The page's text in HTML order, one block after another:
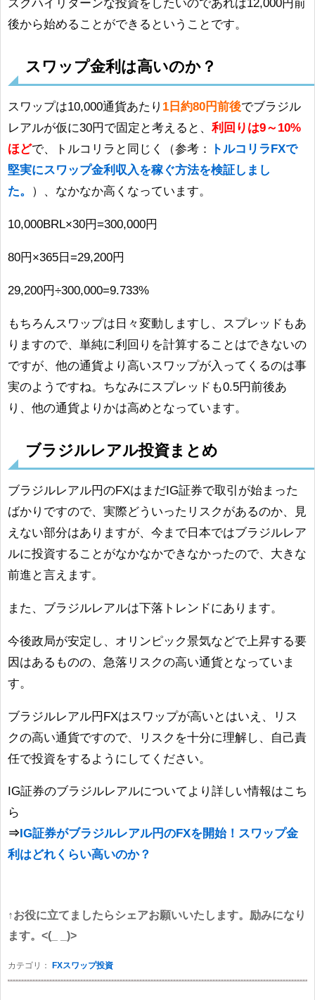
スクハイリターンな投資をしたいのであれば12,000円前
後から始めることができるということです。
スワップ金利は高いのか？
スワップは10,000通貨あたり 1日約80円前後でブラジル
レアルが仮に30円で固定と考えると、 利回りは9～10%
ほどで、トルコリラと同じく（参考：
トルコリラFXで
堅実にスワップ金利収入を稼ぐ方法を検証しまし
た。
）、なかなか高くなっています。
10,000BRL×30円=300,000円
80円×365日=29,200円
29,200円÷300,000=9.733%
もちろんスワップは日々変動しますし、スプレッドもあ
りますので、単純に利回りを計算することはできないの
ですが、他の通貨より高いスワップが入ってくるのは事
実のようですね。ちなみにスプレッドも0.5円前後あ
り、他の通貨よりかは高めとなっています。
ブラジルレアル投資まとめ
ブラジルレアル円のFXはまだIG証券で取引が始まった
ばかりですので、実際どういったリスクがあるのか、見
えない部分はありますが、今まで日本ではブラジルレア
ルに投資することがなかなかできなかったので、大きな
前進と言えます。
また、ブラジルレアルは下落トレンドにあります。
今後政局が安定し、オリンピック景気などで上昇する要
因はあるものの、急落リスクの高い通貨となっていま
す。
ブラジルレアル円FXはスワップが高いとはいえ、リス
クの高い通貨ですので、リスクを十分に理解し、自己責
任で投資をするようにしてください。
IG証券のブラジルレアルについてより詳しい情報はこち
ら
⇒ IG証券がブラジルレアル円のFXを開始！スワップ金
利はどれくらい高いのか？
↑お役に立てましたらシェアお願いいたします。励みになり
ます。<(_ _)>
カテゴリ： FXスワップ投資